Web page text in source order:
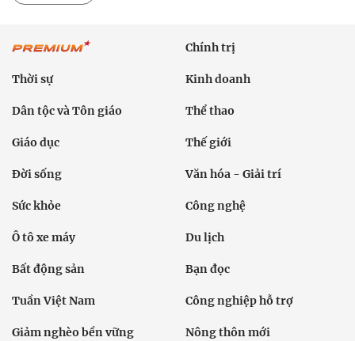
Chính trị
Thời sự Kinh doanh
Dân tộc và Tôn giáo Thể thao
Giáo dục Thế giới
Đời sống Văn hóa - Giải trí
Sức khỏe Công nghệ
Ô tô xe máy Du lịch
Bất động sản Bạn đọc
Tuần Việt Nam Công nghiệp hỗ trợ
Giảm nghèo bền vững Nông thôn mới